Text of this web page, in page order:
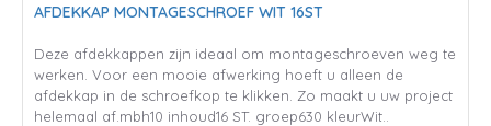
AFDEKKAP MONTAGESCHROEF WIT 16ST
Deze afdekkappen zijn ideaal om montageschroeven weg te
werken. Voor een mooie afwerking hoeft u alleen de
afdekkap in de schroefkop te klikken. Zo maakt u uw project
helemaal af.mbh10 inhoud16 ST. groep630 kleurWit..